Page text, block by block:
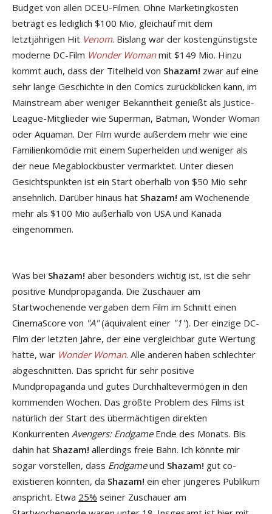
Budget von allen DCEU-Filmen. Ohne Marketingkosten
beträgt es lediglich $100 Mio, gleichauf mit dem
letztjährigen Hit Venom. Bislang war der kostengünstigste
moderne DC-Film Wonder Womanmit $149 Mio. Hinzu
kommt auch, dass der Titelheld von Shazam! zwar auf eine
sehr lange Geschichte in den Comics zurückblicken kann, im
Mainstream aber weniger Bekanntheit genießt als Justice-
League-Mitglieder wie Superman, Batman, Wonder Woman
oder Aquaman. Der Film wurde außerdem mehr wie eine
Familienkomödie mit einem Superhelden und weniger als
der neue Megablockbuster vermarktet. Unter diesen
Gesichtspunkten ist ein Start oberhalb von $50 Mio sehr
ansehnlich. Darüber hinaus hat Shazam! am Wochenende
mehr als $100 Mio außerhalb von USA und Kanada
eingenommen.
Was bei Shazam! aber besonders wichtig ist, ist die sehr
positive Mundpropaganda. Die Zuschauer am
Startwochenende vergaben dem Film im Schnitt einen
CinemaScore von "A"(äquivalent einer "1"). Der einzige DC-
Film der letzten Jahre, der eine vergleichbar gute Wertung
hatte, war Wonder Woman. Alle anderen haben schlechter
abgeschnitten. Das spricht für sehr positive
Mundpropaganda und gutes Durchhaltevermögen in den
kommenden Wochen. Das größte Problem des Films ist
natürlich der Start des übermächtigen direkten
Konkurrenten Avengers: EndgameEnde des Monats. Bis
dahin hat Shazam! allerdings freie Bahn. Ich könnte mir
sogar vorstellen, dass Endgameund Shazam! gut co-
existieren könnten, da Shazam! ein eher jüngeres Publikum
anspricht. Etwa 25% seiner Zuschauer am